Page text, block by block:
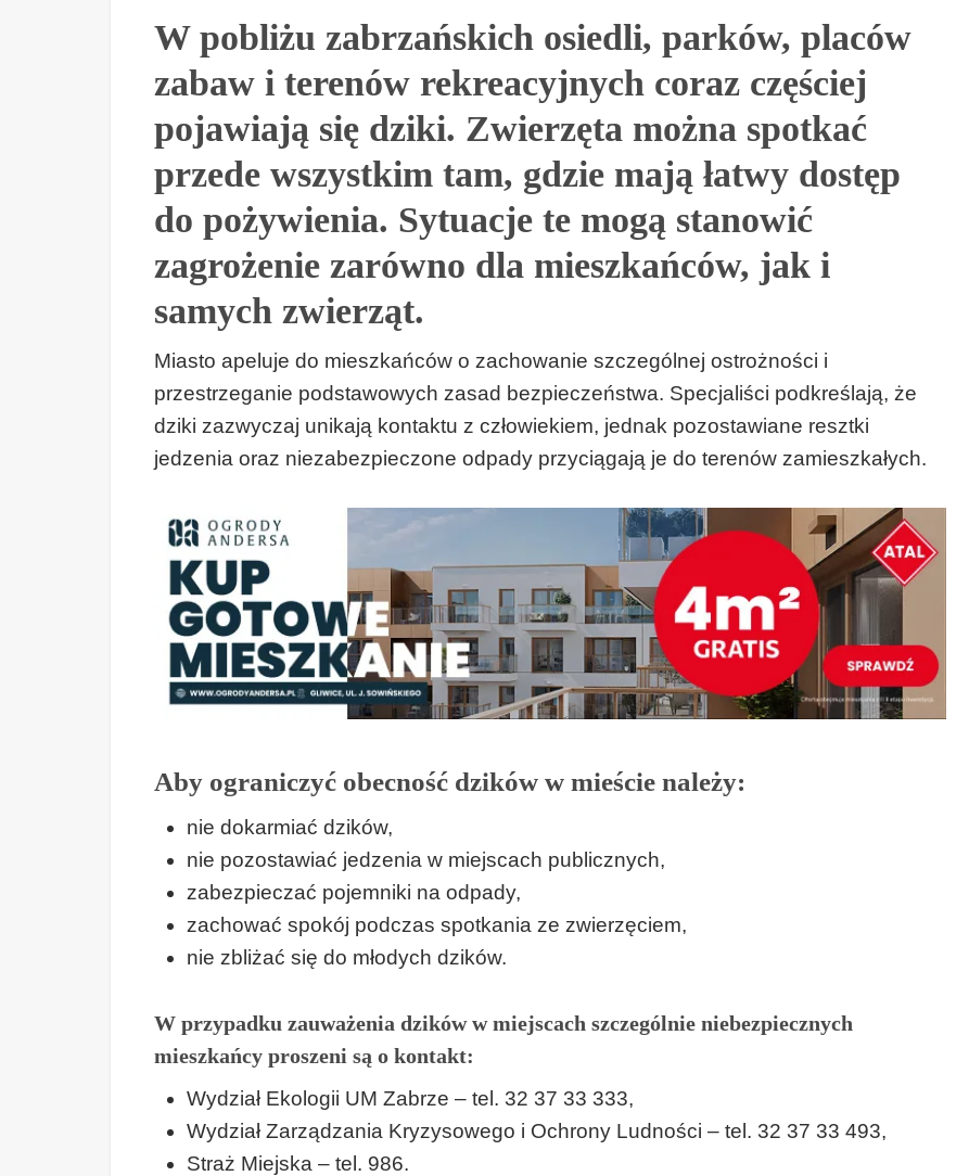
W pobliżu zabrzańskich osiedli, parków, placów
zabaw i terenów rekreacyjnych coraz częściej
pojawiają się dziki. Zwierzęta można spotkać
przede wszystkim tam, gdzie mają łatwy dostęp
do pożywienia. Sytuacje te mogą stanowić
zagrożenie zarówno dla mieszkańców, jak i
samych zwierząt.
Miasto apeluje do mieszkańców o zachowanie szczególnej ostrożności i
przestrzeganie podstawowych zasad bezpieczeństwa. Specjaliści podkreślają, że
dziki zazwyczaj unikają kontaktu z człowiekiem, jednak pozostawiane resztki
jedzenia oraz niezabezpieczone odpady przyciągają je do terenów zamieszkałych.
Aby ograniczyć obecność dzików w mieście należy:
nie dokarmiać dzików,
nie pozostawiać jedzenia w miejscach publicznych,
zabezpieczać pojemniki na odpady,
zachować spokój podczas spotkania ze zwierzęciem,
nie zbliżać się do młodych dzików.
W przypadku zauważenia dzików w miejscach szczególnie niebezpiecznych
mieszkańcy proszeni są o kontakt:
Wydział Ekologii UM Zabrze – tel. 32 37 33 333,
Wydział Zarządzania Kryzysowego i Ochrony Ludności – tel. 32 37 33 493,
Straż Miejska – tel. 986.